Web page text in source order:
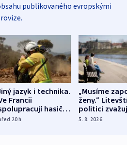
publikovaného evropskými
jazyk i technika.
Francii
hasiči z
zemí
20h
„Musíme
ženy.“
politici
dohodu o
5. 8. 2026